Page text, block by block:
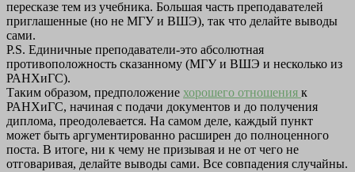
пересказе тем из учебника. Большая часть преподавателей
приглашенные (но не МГУ и ВШЭ), так что делайте выводы
сами.
P.S. Единичные преподаватели-это абсолютная
противоположность сказанному (МГУ и ВШЭ и несколько из
РАНХиГС).
Таким образом, предположение хорошего отношения к
РАНХиГС, начиная с подачи документов и до получения
диплома, преодолевается. На самом деле, каждый пункт
может быть аргументированно расширен до полноценного
поста. В итоге, ни к чему не призывая и не от чего не
отговаривая, делайте выводы сами. Все совпадения случайны.